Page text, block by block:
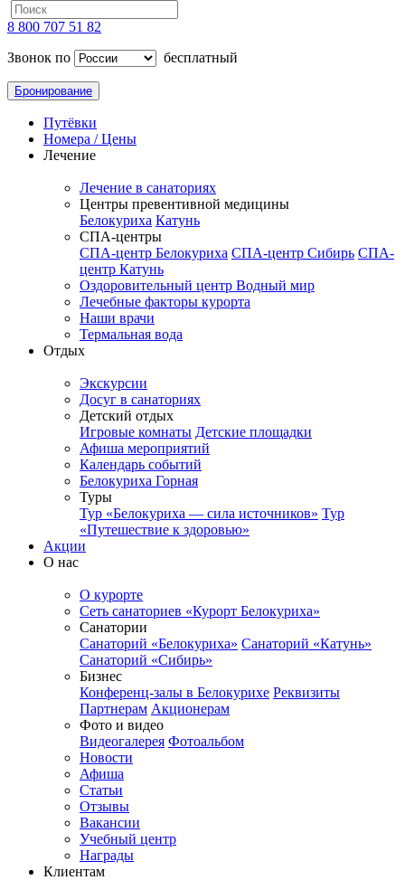
8 800 707 51 82
Звонок по
бесплатный
Бронирование
Путёвки
Номера / Цены
Лечение
Лечение в санаториях
Центры превентивной медицины
Белокуриха Катунь
СПА-центры
СПА-центр Белокуриха СПА-центр Сибирь СПА-
центр Катунь
Оздоровительный центр Водный мир
Лечебные факторы курорта
Наши врачи
Термальная вода
Отдых
Экскурсии
Досуг в санаториях
Детский отдых
Игровые комнаты Детские площадки
Афиша мероприятий
Календарь событий
Белокуриха Горная
Туры
Тур «Белокуриха — сила источников» Тур
«Путешествие к здоровью»
Акции
О нас
О курорте
Сеть санаториев «Курорт Белокуриха»
Санатории
Санаторий «Белокуриха» Санаторий «Катунь»
Санаторий «Сибирь»
Бизнес
Конференц-залы в Белокурихе Реквизиты
Партнерам Акционерам
Фото и видео
Видеогалерея Фотоальбом
Новости
Афиша
Статьи
Отзывы
Вакансии
Учебный центр
Награды
Клиентам